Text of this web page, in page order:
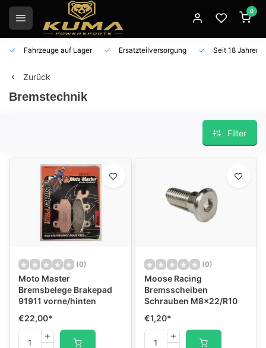
0
Fahrzeuge auf Lager Ersatzteilversorgung Seit 18 Jahren
Zurück
Bremstechnik
Filter
(0)
Moto Master
Bremsbelege Brakepad
91911 vorne/hinten
€22,00*
(0)
Moose Racing
Bremsscheiben
Schrauben M8x22/R10
€1,20*